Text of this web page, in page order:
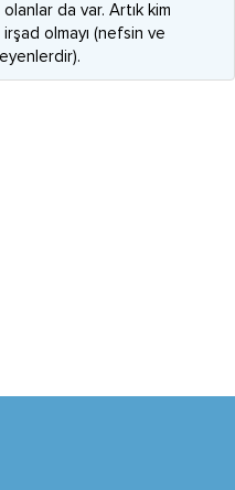
da var. Artık kim
olmayı (nefsin ve